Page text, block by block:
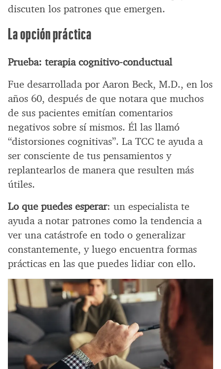
discuten los patrones que emergen.
La opción práctica
Prueba: terapia cognitivo-conductual
Fue desarrollada por Aaron Beck, M.D., en los
años 60, después de que notara que muchos
de sus pacientes emitían comentarios
negativos sobre sí mismos. Él las llamó
“distorsiones cognitivas”. La TCC te ayuda a
ser consciente de tus pensamientos y
replantearlos de manera que resulten más
útiles.
Lo que puedes esperar: un especialista te
ayuda a notar patrones como la tendencia a
ver una catástrofe en todo o generalizar
constantemente, y luego encuentra formas
prácticas en las que puedes lidiar con ello.